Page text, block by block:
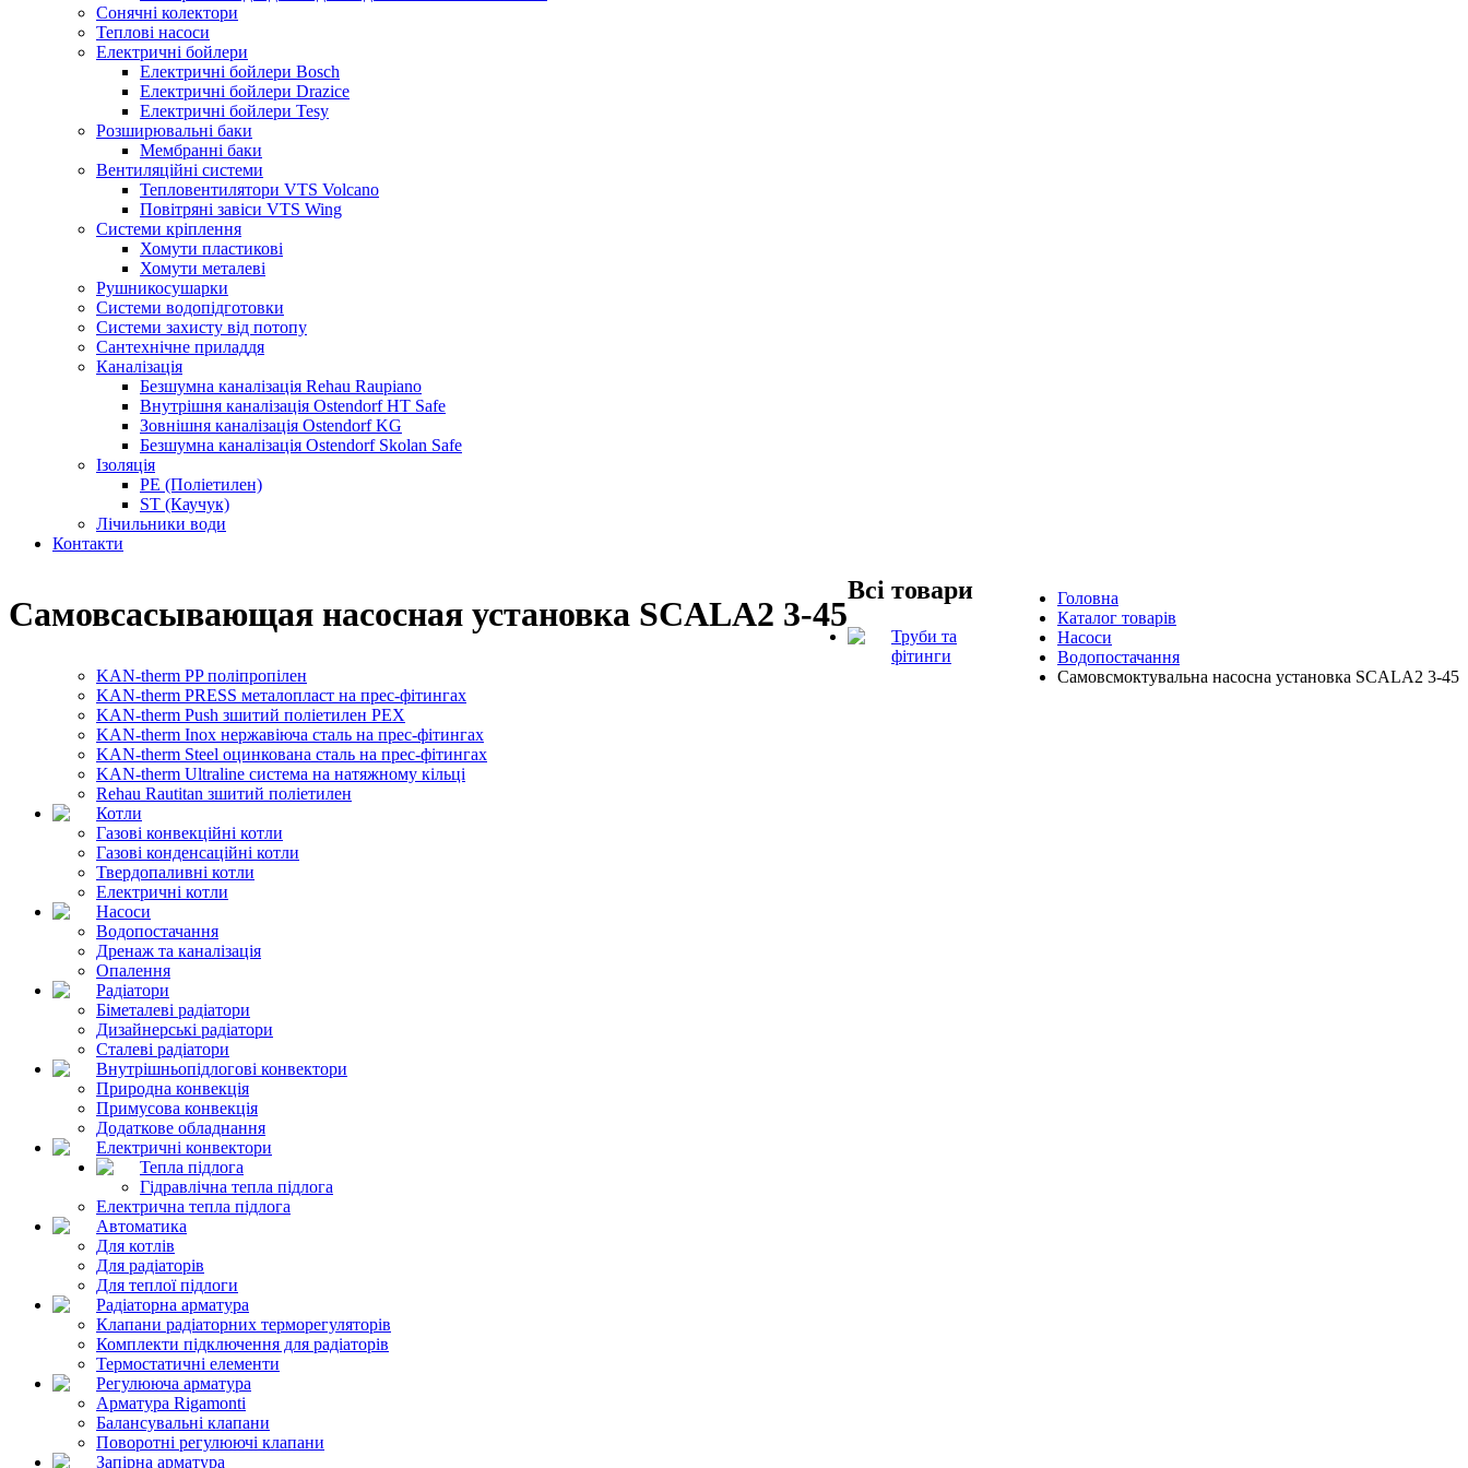
Сонячні колектори
Теплові насоси
Електричні бойлери
Електричні бойлери Bosch
Електричні бойлери Drazice
Електричні бойлери Tesy
Розширювальні баки
Мембранні баки
Вентиляційні системи
Тепловентилятори VTS Volcano
Повітряні завіси VTS Wing
Системи кріплення
Хомути пластикові
Хомути металеві
Рушникосушарки
Системи водопідготовки
Системи захисту від потопу
Сантехнічне приладдя
Каналізація
Безшумна каналізація Rehau Raupiano
Внутрішня каналізація Ostendorf HT Safe
Зовнішня каналізація Ostendorf KG
Безшумна каналізація Ostendorf Skolan Safe
Ізоляція
PE (Поліетилен)
ST (Каучук)
Лічильники води
Контакти
Самовсасывающая насосная установка SCALA2 3-45
Головна
Каталог товарів
Насоси
Водопостачання
Самовсмоктувальна насосна установка SCALA2 3-45
Всі товари
Труби та
фітинги
KAN-therm PP поліпропілен
KAN-therm PRESS металопласт на прес-фітингах
KAN-therm Push зшитий поліетилен PEX
KAN-therm Inox нержавіюча сталь на прес-фітингах
KAN-therm Steel оцинкована сталь на прес-фітингах
KAN-therm Ultraline система на натяжному кільці
Rehau Rautitan зшитий поліетилен
Котли
Газові конвекційні котли
Газові конденсаційні котли
Твердопаливні котли
Електричні котли
Насоси
Водопостачання
Дренаж та каналізація
Опалення
Радіатори
Біметалеві радіатори
Дизайнерські радіатори
Сталеві радіатори
Внутрішньопідлогові конвектори
Природна конвекція
Примусова конвекція
Додаткове обладнання
Електричні конвектори
Тепла підлога
Гідравлічна тепла підлога
Електрична тепла підлога
Автоматика
Для котлів
Для радіаторів
Для теплої підлоги
Радіаторна арматура
Клапани радіаторних терморегуляторів
Комплекти підключення для радіаторів
Термостатичні елементи
Регулююча арматура
Арматура Rigamonti
Балансувальні клапани
Поворотні регулюючі клапани
Запірна арматура